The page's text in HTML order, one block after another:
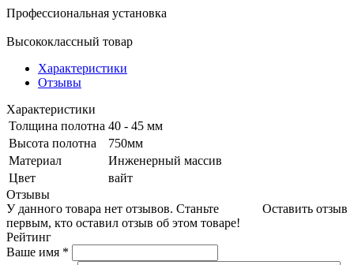
Профессиональная установка
Высококлассный товар
Характеристики
Отзывы
Характеристики
Толщина полотна 40 - 45 мм
Высота полотна
750мм
Материал
Инженерный массив
Цвет
вайт
Отзывы
Оставить отзыв
У данного товара нет отзывов. Станьте
первым, кто оставил отзыв об этом товаре!
Рейтинг
Ваше имя *